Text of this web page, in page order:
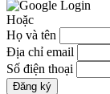
Hoặc
Họ và tên
Địa chỉ email
Số điện thoại
Đăng ký